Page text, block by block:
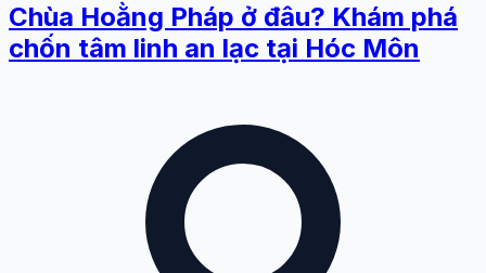
Chùa Hoằng Pháp ở đâu? Khám phá
chốn tâm linh an lạc tại Hóc Môn